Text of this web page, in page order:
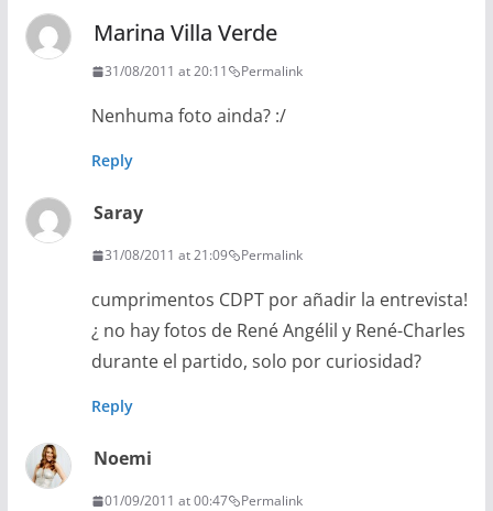
Marina Villa Verde
31/08/2011 at 20:11 Permalink
Nenhuma foto ainda? :/
Reply
Saray
31/08/2011 at 21:09 Permalink
cumprimentos CDPT por añadir la entrevista!
¿ no hay fotos de René Angélil y René-Charles
durante el partido, solo por curiosidad?
Reply
Noemi
01/09/2011 at 00:47 Permalink